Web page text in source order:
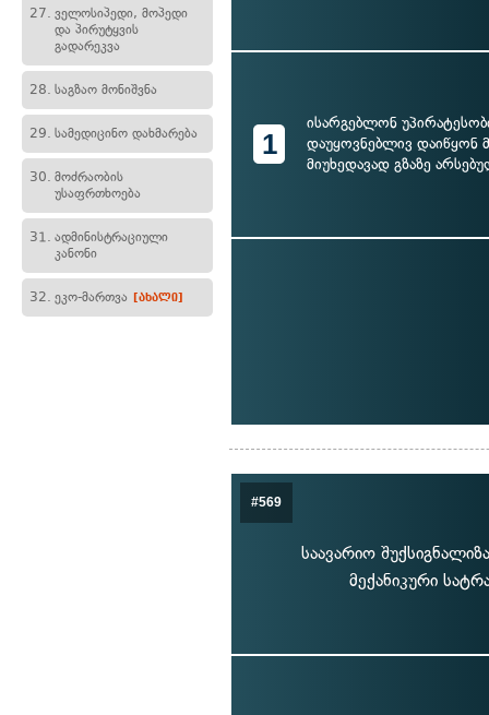
27. ველოსიპედი, მოპედი
და პირუტყვის
გადარეკვა
28. საგზაო მონიშვნა
29. სამედიცინო დახმარება
30. მოძრაობის
უსაფრთხოება
31. ადმინისტრაციული
კანონი
32. ეკო-მართვა [ახალი]
1
ისარგებლონ
დაუყოვნებლივ დაიწყონ
მიუხედავად გზაზე
#569
საავარიო
მექანიკური